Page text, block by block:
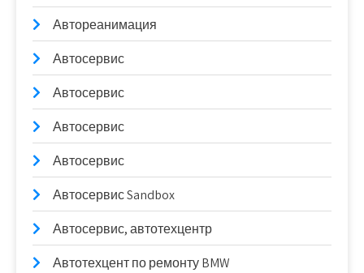
Автореанимация
Автосервис
Автосервис
Автосервис
Автосервис
Автосервис Sandbox
Автосервис, автотехцентр
Автотехцент по ремонту BMW